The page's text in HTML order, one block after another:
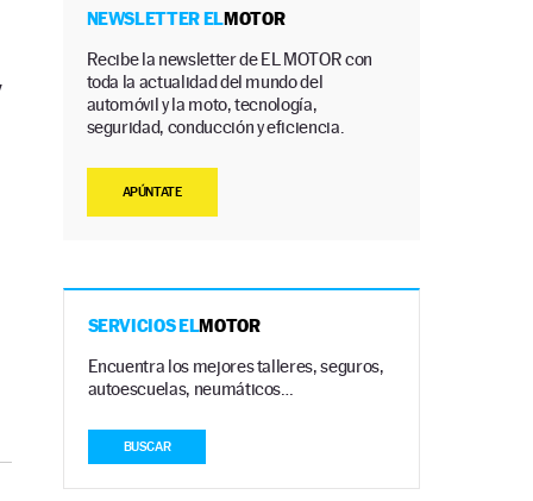
NEWSLETTER ELMOTOR
Recibe la newsletter de EL MOTOR con
toda la actualidad del mundo del
automóvil y la moto, tecnología,
seguridad, conducción y eficiencia.
APÚNTATE
SERVICIOS ELMOTOR
Encuentra los mejores talleres, seguros,
autoescuelas, neumáticos…
BUSCAR